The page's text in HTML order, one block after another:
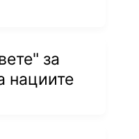
за
нациите